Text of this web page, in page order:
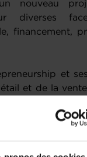
nouveau
diverses
financement,
et
et de la